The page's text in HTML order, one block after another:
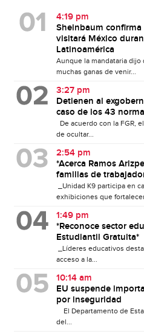
4:19 pm
Sheinbaum
visitará México
Latinoamérica
Aunque la mandataria
muchas ganas de venir...
3:27 pm
Detienen al
caso de los 43
De acuerdo con la FGR,
de ocultar...
2:54 pm
*Acerca Ramos
familias de
_Unidad K9 participa en
exhibiciones que
1:49 pm
*Reconoce sector
Estudiantil Gratuita*
_Líderes educativos
acceso a la...
10:14 am
EU suspende
por inseguridad
El Departamento de
del...